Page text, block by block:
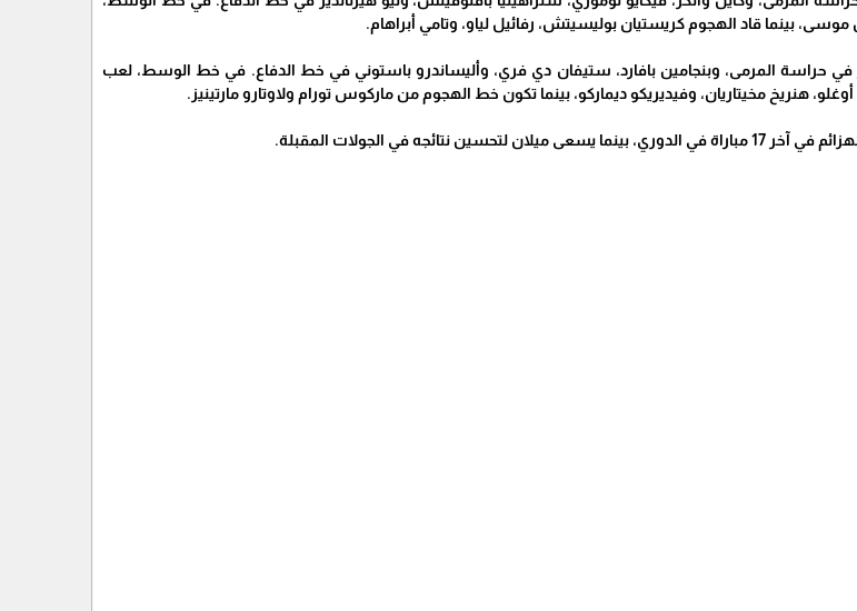
بينما قاد الهجوم كريستيان بوليسيتش، رفائيل لياو، وتامي أبراهام.
في حراسة المرمى، وبنجامين بافارد، ستيفان دي فري، وأليساندرو باستوني في خط الدفاع. في خط الوسط، لعب
هنريخ مخيتاريان، وفيديريكو ديماركو، بينما تكون خط الهجوم من ماركوس تورام ولاوتارو مارتينيز.
نتائجه في الجولات المقبلة.